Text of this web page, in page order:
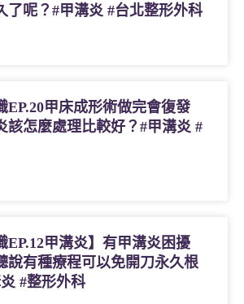
了呢？#甲溝炎 #台北整形外科
EP.20甲床成形術做完會復發
該怎麼處理比較好？#甲溝炎 #
EP.12甲溝炎】有甲溝炎困擾
說有種療程可以免開刀永久根
#整形外科